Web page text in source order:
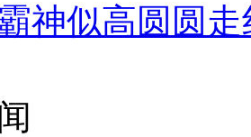
神似高圆圆走